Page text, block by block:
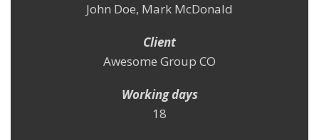
John Doe, Mark McDonald
Client
Awesome Group CO
Working days
18